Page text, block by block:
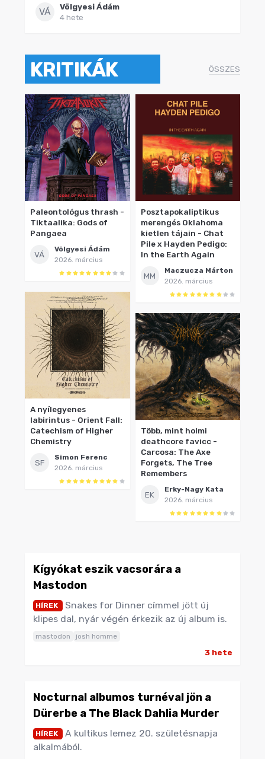
VÁ
Völgyesi Ádám
4 hete
Kígyókat eszik vacsorára a
Mastodon
HÍREK
Snakes for Dinner címmel jött új
klipes dal, nyár végén érkezik az új album is.
mastodon josh homme
3 hete
Nocturnal albumos turnéval jön a
Dürerbe a The Black Dahlia Murder
HÍREK
A kultikus lemez 20. születésnapja
alkalmából.
KRITIKÁK ÖSSZES
Paleontológus thrash -
Tiktaalika: Gods of
Pangaea
VÁ
Völgyesi Ádám
2026. március
A nyílegyenes
labirintus - Orient Fall:
Catechism of Higher
Chemistry
SF
Simon Ferenc
2026. március
Posztapokaliptikus
merengés Oklahoma
kietlen tájain - Chat
Pile x Hayden Pedigo:
In the Earth Again
MM
Maczucza Márton
2026. március
Több, mint holmi
deathcore favicc -
Carcosa: The Axe
Forgets, The Tree
Remembers
EK
Erky-Nagy Kata
2026. március